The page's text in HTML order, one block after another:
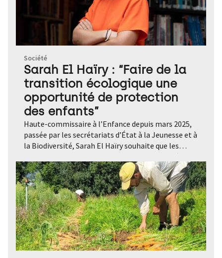
Société
Sarah El Haïry : “Faire de la
transition écologique une
opportunité de protection
des enfants”
Haute-commissaire à l’Enfance depuis mars 2025, passée par les secrétariats d’État à la Jeunesse et à la Biodiversité, Sarah El Haïry souhaite que les enjeux de la transition soient l’occasion d’intégrer davantage la protection de l’enfance dans les politiques publiques. Deux avancées qui, selon elle, doivent aller de pair. Entretien. Propos recueillis par Réjane d’Espirac Quelles sont les missions du Haut-commissariat à l’Enfance ? La création du Haut-commissariat à l’Enfance a été annoncée le 28 décembre 2024 en réponse à une urgence : celle de protéger les plus jeunes de la précarité, de la violence et de l’isolement. La convention internationale des droits de l’enfant, adoptée le 20 novembre 1989 par les Nations-Unies, dit qu’un enfant a le droit de jouer et de grandir en sécurité. En France aujourd’hui, un enfant sur cinq est en situation de pauvreté. Au 31 décembre 2023, plus de 220000 enfants étaient pris en charge par l’Aide sociale à l’enfance. Cette précarité affecte l’accès à l’éducation, à la santé, aux loisirs, à la culture, au logement et à la mobilité. Notre première mission est de renforcer leur protection face à toutes les violences dont ils font l’objet. Nous intervenons aussi en matière de santé, d’accueil et d’accompagnement à la parentalité. L’un de mes chantiers est de développer une véritable culture de la prévention, permettant de réduire les risques au maximum, mais aussi de changer l’orientation de nos politiques publiques, encore trop axées sur le curatif. L’enfance n’est pas pensée, pour l’instant, de manière transversale et pluridisciplinaire. On envisage l’enfant sous le prisme de la santé, ou de l’éducation, ou de la justice… Je souhaite briser ces silos, afin de remettre l’enfant au centre. Pour cela, nous organisons la concertation entre des acteurs aux logiques parfois divergentes – institutions, entreprises, associations, services sociaux… – afin de parvenir à créer des coalitions. Comment intégrez-vous dans ces missions les enjeux de la transition ? L’important à mon sens est d’inclure l’enfant dans toutes les politiques de transition. Qu’il s’agisse d’aménagement urbain, de mobilité ou d’alimentation, il faut faire des nécessaires évolutions de ces secteurs une opportunité pour protéger les enfants. La transition écologique, comme la protection de l’enfance, doivent devenir des préoccupations centrales et transversales. Ce ne sont plus des sujets annexes. Leur prise en compte doit imprégner toutes nos décisions. C’est un changement de paradigme. Les enfants sont les premiers touchés par les questions de santé environnementale. Ce sont les plus vulnérables face à la pollution de l’air et à l’exposition à certaines substances toxiques. Comme ils sont les plus exposés, il faut penser l’ensemble des projets de transition à hauteur d’enfants. Nous avons envers eux une responsabilité de protection et d’accompagnement. C’est un combat commun : pour les enjeux que nous avons à porter, j’ai autant besoin de l’élu en charge de l’urbanisme que de celui qui s’occupe de la petite enfance. Vous avez des exemples ? Prenons la pollution lumineuse, très nuisible à la biodiversité. Les projets de smart cities intègrent la mise en place de capteurs de mouvement et de luminosité, afin d’adapter l’intensité lumineuse aux besoins. À ce dispositif, il faut inclure des capteurs à hauteur d’un enfant d’un mètre vingt – qui seront également utiles pour les personnes en fauteuil roulant. Idem pour les feux tricolores, que l’on peut équiper de détecteurs identifiant la présence d’enfants, afin d’allonger la durée des feux pour leur permettre de traverser à leur rythme en toute sécurité. Je ne suis pas techno-solutionniste, mais je me dis que l’on peut profiter de certaines opportunités pour adapter la ville aux enfants. Selon une étude récente de l’Ademe, l’agence de la transition écologique, les enfants d’aujourd’hui vont à l’école tout seuls à partir de 11 ans, soit un an plus tard que la génération de leurs parents, à cause des dangers perçus. Il faut rendre la ville plus sûre. L’Irlande, par exemple, a mis en place des pistes cyclables dédiées aux plus jeunes, interdites aux vélos électriques qui filent à toute allure ! Ne pas adapter la ville à leurs besoins, c’est prendre le risque de les cantonner encore plus dans leur chambre, où le monde virtuel et donc les réseaux sociaux les maintiennent déjà beaucoup. Un espace public où les enfants ne sont pas les bienvenus, c’est une discrimination. Quel est le niveau d’éco-anxiété chez les jeunes ? Il existe plusieurs niveaux. Selon un autre rapport publié par l’Ademe en 2025, 15% des Français sont “moyennement touchés” par l’éco-anxiété et 5% “très fortement touchés”. Les jeunes sont plus éco-anxieux que leurs aînés. Si l’éco-anxiété affecte 22% des 50-64 ans et 31% des 35-49 ans, elle concerne 33% des 15-24 ans et 39% des 25-34 ans. Ces deux classes d’âge sont aussi les plus exposées en termes de santé mentale : 8 à 10% des 15-34 ans s’avèrent “très fortement éco-anxieux”. Globalement, on distingue différents profils : les éco-indifférents, les éco-détachés, les éco-soucieux, les éco-préoccupés, les éco-alarmés, les éco-effrayés et les éco-terrifiés. L’étude montre aussi que les filles sont plus éco-anxieuses que les garçons. Comment répondre à cette éco-anxiété ? D’abord, il ne faut pas hésiter à l’exprimer auprès d’un professionnel de santé et à se faire accompagner. L’éco-anxiété est admise désormais comme un fait psycho-social ; ce n’est pas une lubie. Ensuite, il faut promouvoir l’action ; chaque éco-engagement agit comme un régulateur. Notre rôle est d’aider à systématiser des occasions de faire, dès le plus jeune âge. Aujourd’hui par exemple, nous accompagnons la création de potagers dans des crèches, car nous savons que plus l’enfant est au contact de la nature, plus il prend conscience de sa relation avec elle, plus il se sent acteur, plus cela nourrit sa santé physique et mentale. En tant que ministre j’ai également pu porter la présence d’éco-délégués dans les collèges et les lycées, ainsi que les services civiques écologiques qui permettent aux 16-25 ans de s’engager pour plusieurs mois dans une mission environnementale indemnisée. Ce sont des opportunités d’action. Comment l’école s’adapte-t-elle structurellement aux enjeux de la transition ? La désimperméabilisation de certaines cours d’école a permis de réintroduire des îlots de fraîcheur. S’il s’agissait d’abord d’assurer le bien-être des enfants, en anticipation des pics de chaleur induits par le réchauffement climatique, ces initiatives ont aussi permis d’améliorer le cycle de l’eau et de réintroduire de la biodiversité à l’intérieur de territoires qui avaient été complètement bétonnés. À Barcelone, où les établissements scolaires se sont déjà beaucoup adaptés aux enjeux de la transition, ils sont en train de transformer les écoles, afin d’offrir aux enfants des lieux de socialisation, dotés d’une bonne qualité d’air. Ces projets permettent de faire converger les nécessités sociales et écologiques. Qu’en est-il de l’accès à une alimentation durable ? C’est aussi un enjeu fort, tant sur le plan social qu’écologique. Les repas en temps collectif sont une opportunité. D’abord, ils répondent à des précarités. Le déjeuner à la cantine est pour certains enfants le seul repas où ils peuvent, par exemple, manger des fruits frais et de saison. Des études montrent que la qualité des repas pris à la maison se dégradent également par l’omniprésence des écrans et la dégradation des liens familiaux : beaucoup d’enfants mangent seuls ou devant un écran. C’est délétère. Sur le plan écologique, la mise en œuvre des lois Égalim et l’obligation d’introduire des produits biologiques et locaux dans les cantines permettent d’améliorer la qualité nutritionnelle des repas. Nous sommes en train d’organiser une action avec des chefs étoilés dans les écoles, dans un objectif d’apprentissage des produits et des bons réflexes alimentaires. Quelle est la place de l’éducation à l’environnement dans les programmes scolaires ? À mon sens, il ne faut plus en faire un thème séparé. L’éducation à l’environnement, c’est l’éducation à l’avenir. Cela devrait davantage apparaître en filigrane dans tous les apprentissages. Adapter les pédagogies, prendre acte des transitions, comprendre les trajectoires en termes de climat, de pression sur la biodiversité et d’accès aux ressources, donner les moyens de devenir des acteurs de l’adaptation : dès la maternelle, on peut sensibiliser les enfants à la préservation de l’eau, au tri, à la saisonnalité… Il faut leur faire côtoyer et aimer la nature dès le plus jeune âge, même s’ils vivent dans des environnements urbains, par exemple par des visites très régulières en forêt ou dans des fermes pédagogiques. Ces actions ne doivent plus être des expérimentations isolées. Elles doivent se généraliser. La virtualité omniprésente dans la vie des enfants et des adolescents ne nuit-elle pas à leur intérêt pour ce qui les entoure ? La place des écrans est un sujet important, face auquel nous ne pouvons pas laisser les parents seuls. La vitesse avec laquelle l’intelligence artificielle s’intègre dans nos vies est très rapide et très brutale. 70% des parents se disent dépassés. Il faut les aider à estimer la place que prend ce monde virtuel dans le quotidien de leurs enfants, à identifier ses conséquences sur leur santé mentale et somatique, et à s’en ressaisir. Il convient par exemple d’expliquer ce qu’est une bulle algorithmique et de souligner ses biais, pour développer l’esprit critique. Un autre enjeu est de travailler avec les grands opérateurs numériques et les associations pour assurer la protection des jeunes dans ces espaces. Qu’ils ne tombent pas sur un contenu pornographique au détour d’une plateforme de jeu, par exemple. On estime que la majorité des collégiens et des lycéens ont déjà été exposés à des images pornographiques sans le désirer. D’ores et déjà, nous avons obtenu légal